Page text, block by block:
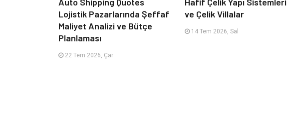
Lojistik Pazarlarında Şeffaf
Maliyet Analizi ve Bütçe
Planlaması
22 Tem 2026, Çar
ve Çelik Villalar
14 Tem 2026, Sal